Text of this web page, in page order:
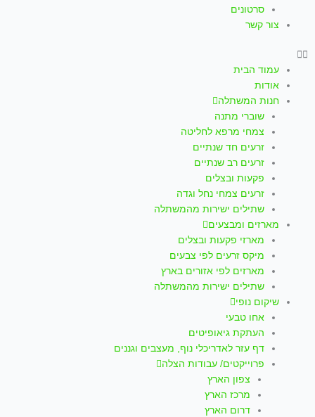
סרטונים
צור קשר
עמוד הבית
אודות
חנות המשתלה
שוברי מתנה
צמחי מרפא לחליטה
זרעים חד שנתיים
זרעים רב שנתיים
פקעות ובצלים
זרעים צמחי נחל וגדה
שתילים ישירות מהמשתלה
מארזים ומבצעים
מארזי פקעות ובצלים
מיקס זרעים לפי צבעים
מארזים לפי אזורים בארץ
שתילים ישירות מהמשתלה
שיקום נופי
אחו טבעי
העתקת גיאופיטים
דף עזר לאדריכלי נוף, מעצבים וגננים
פרוייקטים/ עבודות הצלה
צפון הארץ
מרכז הארץ
דרום הארץ